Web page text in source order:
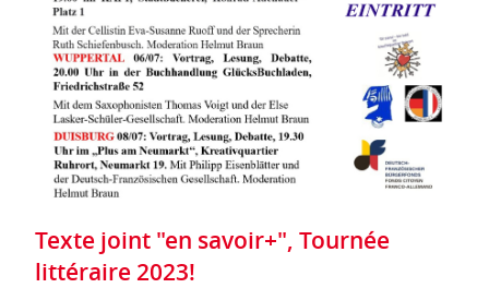
Texte joint "en savoir+", Tournée
littéraire 2023!